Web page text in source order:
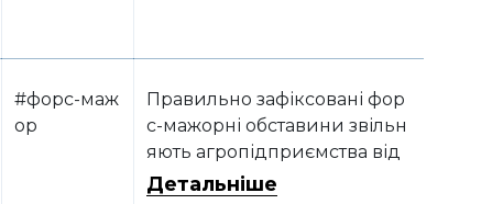
#форс-маж
ор
Правильно зафіксовані фор
с-мажорні обставини звільн
яють агропідприємства від
відповідальності за невико
Детальніше